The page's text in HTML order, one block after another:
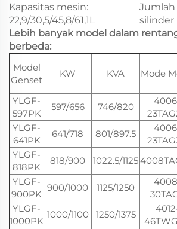
Kapasitas mesin:
22,9/30,5/45,8/61,1L
Jumlah
silinder
Lebih banyak model dalam
berbeda:
Model
Genset
KW KVA Mode
YLGF-
597PK
597/656 746/820
YLGF-
641PK
641/718 801/897.5
YLGF-
818PK
818/900 1022.5/1125
YLGF-
900PK
900/1000 1125/1250
YLGF-
1000PK
1000/1100 1250/1375